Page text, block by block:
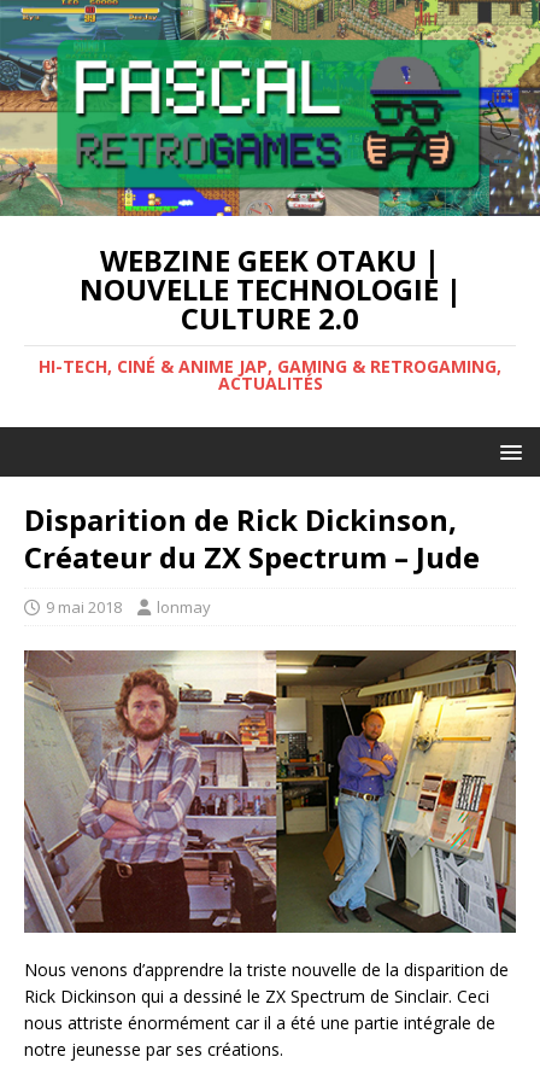
WEBZINE GEEK OTAKU |
NOUVELLE TECHNOLOGIE |
CULTURE 2.0
HI-TECH, CINÉ & ANIME JAP, GAMING & RETROGAMING,
ACTUALITÉS
Disparition de Rick Dickinson,
Créateur du ZX Spectrum – Jude
9 mai 2018 lonmay
Nous venons d’apprendre la triste nouvelle de la disparition de
Rick Dickinson qui a dessiné le ZX Spectrum de Sinclair. Ceci
nous attriste énormément car il a été une partie intégrale de
notre jeunesse par ses créations.